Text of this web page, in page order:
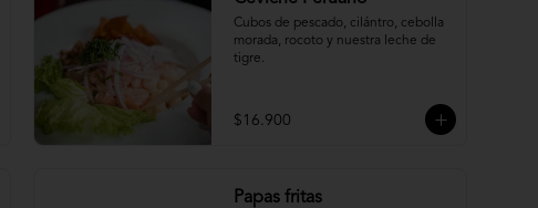
Cubos de pescado, cilántro, cebolla
morada, rocoto y nuestra leche de
tigre.
$16.900
Papas fritas